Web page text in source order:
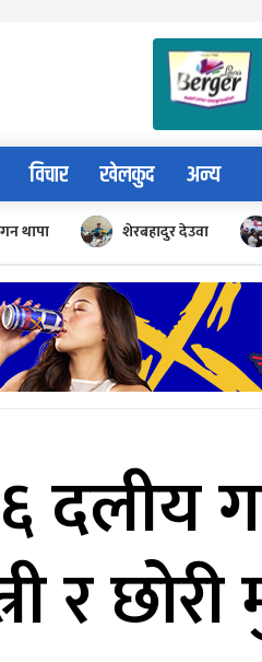
विचार खेलकुद अन्य
थापा शेरबहादुर देउवा
६
र